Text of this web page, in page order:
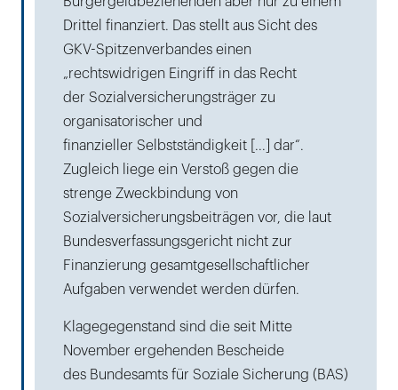
Drittel finanziert. Das stellt aus Sicht des
GKV-Spitzenverbandes einen
„rechtswidrigen Eingriff in das Recht
der Sozialversicherungsträger zu
organisatorischer und
finanzieller Selbstständigkeit [...] dar“.
Zugleich liege ein Verstoß gegen die
strenge Zweckbindung von
Sozialversicherungsbeiträgen vor, die laut
Bundesverfassungsgericht nicht zur
Finanzierung gesamtgesellschaftlicher
Aufgaben verwendet werden dürfen.
Klagegegenstand sind die seit Mitte
November ergehenden Bescheide
des Bundesamts für Soziale Sicherung (BAS)